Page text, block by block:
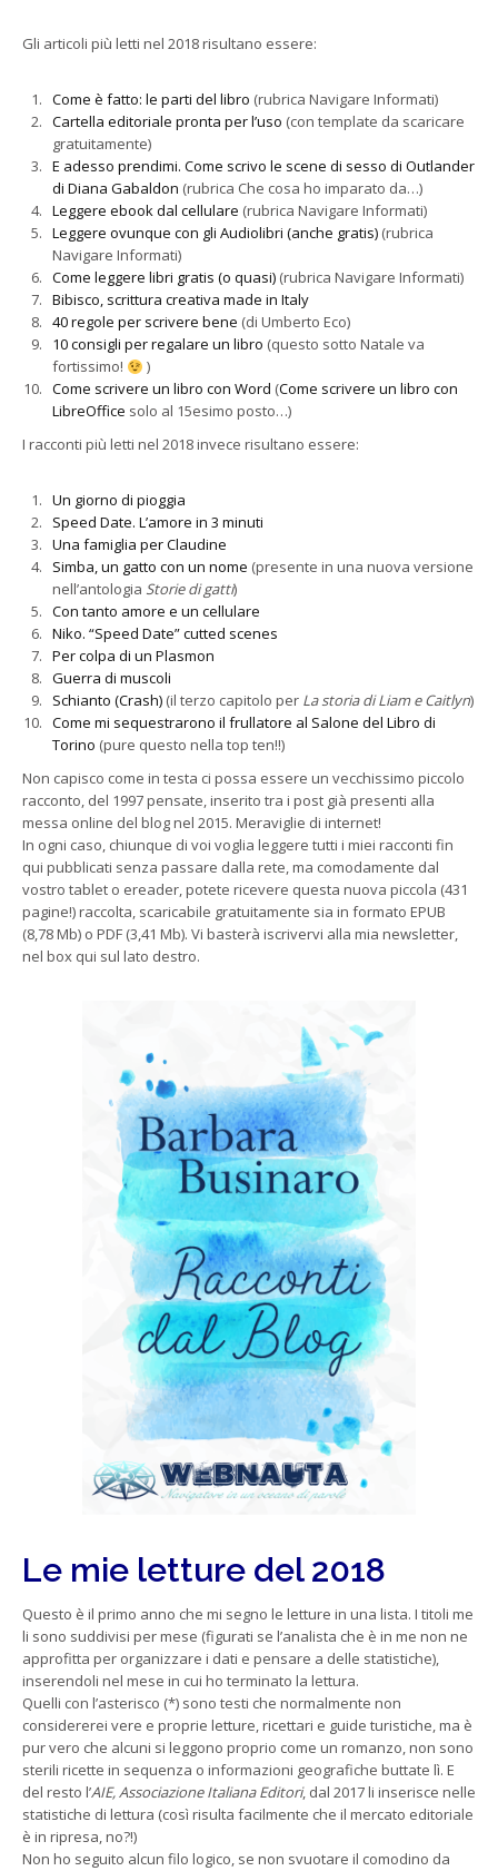
Gli articoli più letti nel 2018 risultano essere:
Come è fatto: le parti del libro (rubrica Navigare Informati)
Cartella editoriale pronta per l’uso (con template da scaricare
gratuitamente)
E adesso prendimi. Come scrivo le scene di sesso di Outlander
di Diana Gabaldon (rubrica Che cosa ho imparato da…)
Leggere ebook dal cellulare (rubrica Navigare Informati)
Leggere ovunque con gli Audiolibri (anche gratis)(rubrica
Navigare Informati)
Come leggere libri gratis (o quasi)(rubrica Navigare Informati)
Bibisco, scrittura creativa made in Italy
40 regole per scrivere bene (di Umberto Eco)
10 consigli per regalare un libro (questo sotto Natale va
fortissimo!
)
Come scrivere un libro con Word (Come scrivere un libro con
LibreOffice solo al 15esimo posto…)
I racconti più letti nel 2018 invece risultano essere:
Un giorno di pioggia
Speed Date. L’amore in 3 minuti
Una famiglia per Claudine
Simba, un gatto con un nome (presente in una nuova versione
nell’antologia Storie di gatti)
Con tanto amore e un cellulare
Niko. “Speed Date” cutted scenes
Per colpa di un Plasmon
Guerra di muscoli
Schianto (Crash)(il terzo capitolo per La storia di Liam e Caitlyn)
Come mi sequestrarono il frullatore al Salone del Libro di
Torino (pure questo nella top ten!!)
Non capisco come in testa ci possa essere un vecchissimo piccolo
racconto, del 1997 pensate, inserito tra i post già presenti alla
messa online del blog nel 2015. Meraviglie di internet!
In ogni caso, chiunque di voi voglia leggere tutti i miei racconti fin
qui pubblicati senza passare dalla rete, ma comodamente dal
vostro tablet o ereader, potete ricevere questa nuova piccola (431
pagine!) raccolta, scaricabile gratuitamente sia in formato EPUB
(8,78 Mb) o PDF (3,41 Mb). Vi basterà iscrivervi alla mia newsletter,
nel box qui sul lato destro.
Le mie letture del 2018
Questo è il primo anno che mi segno le letture in una lista. I titoli me
li sono suddivisi per mese (figurati se l’analista che è in me non ne
approfitta per organizzare i dati e pensare a delle statistiche),
inserendoli nel mese in cui ho terminato la lettura.
Quelli con l’asterisco (*) sono testi che normalmente non
considererei vere e proprie letture, ricettari e guide turistiche, ma è
pur vero che alcuni si leggono proprio come un romanzo, non sono
sterili ricette in sequenza o informazioni geografiche buttate lì. E
del resto l’AIE, Associazione Italiana Editori, dal 2017 li inserisce nelle
statistiche di lettura (così risulta facilmente che il mercato editoriale
è in ripresa, no?!)
Non ho seguito alcun filo logico, se non svuotare il comodino da